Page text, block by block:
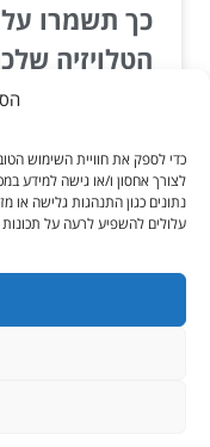
כדי לספק את חוויית השימוש
לצורך אחסון ו/או גישה למידע
נתונים כגון התנהגות גלישה או
עלולים להשפיע לרעה על תכונות
כך תשמרו על
הטלויזיה
שבורים את הכורסא
רמת...
קרא עוד »
כל